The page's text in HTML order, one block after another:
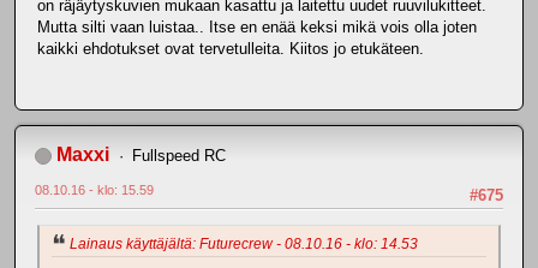
on räjäytyskuvien mukaan kasattu ja laitettu uudet ruuvilukitteet.
Mutta silti vaan luistaa.. Itse en enää keksi mikä vois olla joten
kaikki ehdotukset ovat tervetulleita. Kiitos jo etukäteen.
Maxxi Fullspeed RC
#675
08.10.16 - klo: 15.59
Lainaus käyttäjältä: Futurecrew - 08.10.16 - klo: 14.53